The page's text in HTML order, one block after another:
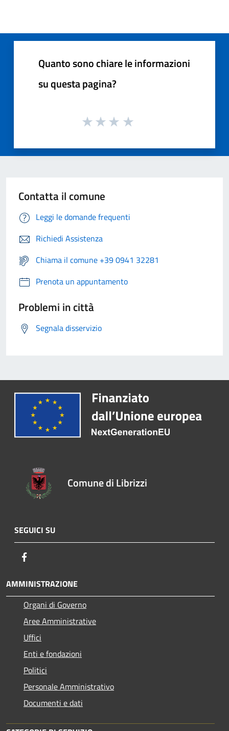
Quanto sono chiare le informazioni
su questa pagina?
Contatta il comune
Leggi le domande frequenti
Richiedi Assistenza
Chiama il comune +39 0941 32281
Prenota un appuntamento
Problemi in città
Segnala disservizio
Comune di Librizzi
SEGUICI SU
AMMINISTRAZIONE
Organi di Governo
Aree Amministrative
Uffici
Enti e fondazioni
Politici
Personale Amministrativo
Documenti e dati